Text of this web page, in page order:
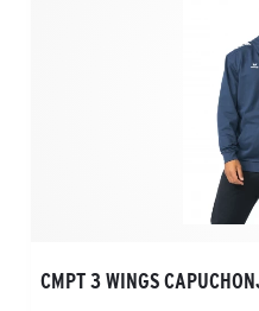
CMPT 3 WINGS